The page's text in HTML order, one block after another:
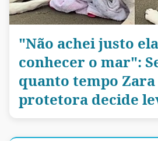
"Não achei justo
conhecer o mar":
quanto tempo
protetora decide